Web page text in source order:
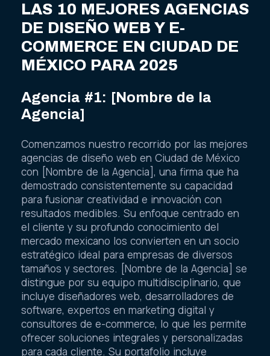
LAS 10 MEJORES AGENCIAS
DE DISEÑO WEB Y E-
COMMERCE EN CIUDAD DE
MÉXICO PARA 2025
Agencia #1: [Nombre de la
Agencia]
Comenzamos nuestro recorrido por las mejores
agencias de diseño web en Ciudad de México
con [Nombre de la Agencia], una firma que ha
demostrado consistentemente su capacidad
para fusionar creatividad e innovación con
resultados medibles. Su enfoque centrado en
el cliente y su profundo conocimiento del
mercado mexicano los convierten en un socio
estratégico ideal para empresas de diversos
tamaños y sectores. [Nombre de la Agencia] se
distingue por su equipo multidisciplinario, que
incluye diseñadores web, desarrolladores de
software, expertos en marketing digital y
consultores de e-commerce, lo que les permite
ofrecer soluciones integrales y personalizadas
para cada cliente. Su portafolio incluye